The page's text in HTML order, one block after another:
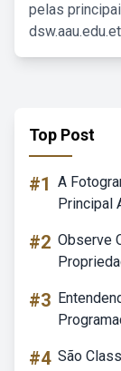
pelas
Top Post
#1 A
Principal
#2 Observe
#3
#4 São